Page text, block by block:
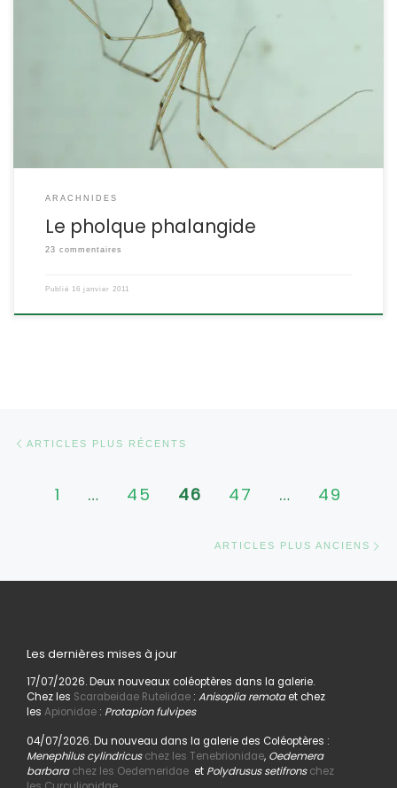
C’est une araignée d’allure filiforme, elle élit souvent domicile
dans nos habitations, greniers, garages, caves. Pholcus
phalangioides Fuesslin,1775 Vous cherchez à identifier une
araignée ? Peut-être la trouverez-vous dans la galerie POSITION
SYSTÉMATIQUE : Arachnide Araneae Famille des Pholcidae
ETYMOLOGIE : DESCRIPTION : Taille : Le corps mesure 7 à 10 mm, les
ARACHNIDES
Le pholque phalangide
23 commentaires
Publié 16 janvier 2011
ARTICLES PLUS RÉCENTS
1 … 45 46 47 … 49
ARTICLES PLUS ANCIENS
Les dernières mises à jour
17/07/2026. Deux nouveaux coléoptères dans la galerie.
Chez les Scarabeidae Rutelidae: Anisoplia remotaet chez
les Apionidae: Protapion fulvipes
04/07/2026. Du nouveau dans la galerie des Coléoptères :
Menephilus cylindricus chez les Tenebrionidae,Oedemera
barbara chez les Oedemeridaeet Polydrusus setifrons chez